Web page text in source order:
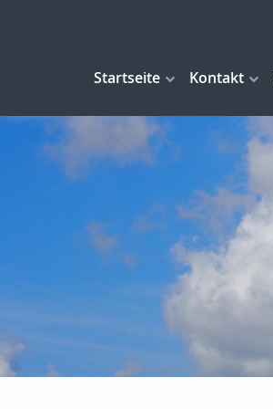
Startseite Kontakt